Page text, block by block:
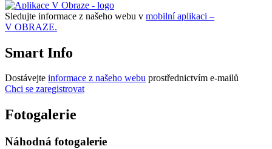
Sledujte informace z našeho webu v mobilní aplikaci –
V OBRAZE.
Smart Info
Dostávejte informace z našeho webu prostřednictvím e-mailů
Chci se zaregistrovat
Fotogalerie
Náhodná fotogalerie